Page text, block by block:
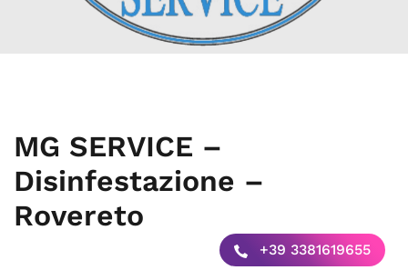
MG SERVICE –
Disinfestazione –
Rovereto
+39 3381619655